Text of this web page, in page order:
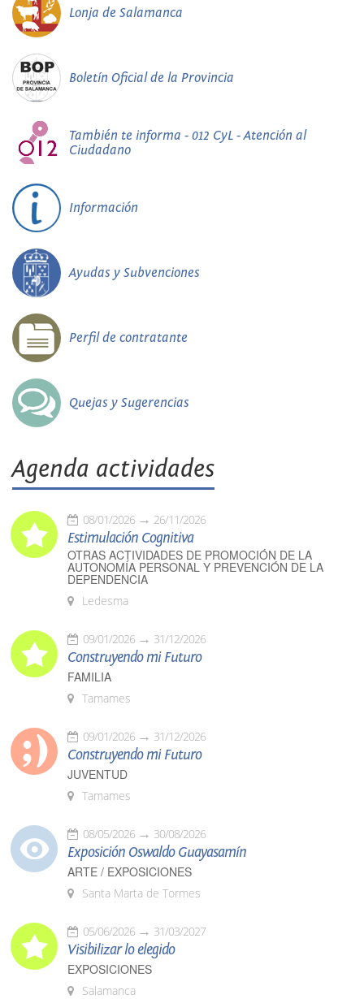
Lonja de Salamanca
Boletín Oficial de la Provincia
También te informa - 012 CyL - Atención al
Ciudadano
Información
Ayudas y Subvenciones
Perfil de contratante
Quejas y Sugerencias
Agenda actividades
08/01/2026 26/11/2026
Estimulación Cognitiva
OTRAS ACTIVIDADES DE PROMOCIÓN DE LA
AUTONOMÍA PERSONAL Y PREVENCIÓN DE LA
DEPENDENCIA
Ledesma
09/01/2026 31/12/2026
Construyendo mi Futuro
FAMILIA
Tamames
09/01/2026 31/12/2026
Construyendo mi Futuro
JUVENTUD
Tamames
08/05/2026 30/08/2026
Exposición Oswaldo Guayasamín
ARTE / EXPOSICIONES
Santa Marta de Tormes
05/06/2026 31/03/2027
Visibilizar lo elegido
EXPOSICIONES
Salamanca